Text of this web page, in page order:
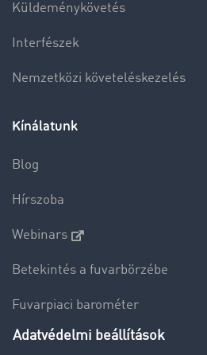
Küldeménykövetés
Interfészek
Nemzetközi követeléskezelés
Kínálatunk
Blog
Hírszoba
Webinars
Betekintés a fuvarbörzébe
Fuvarpiaci barométer
Transzportlexikon